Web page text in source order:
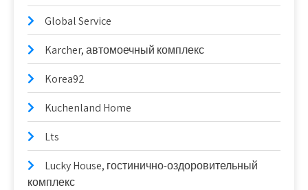
Global Service
Karcher, автомоечный комплекс
Korea92
Kuchenland Home
Lts
Lucky House, гостинично-оздоровительный
комплекс